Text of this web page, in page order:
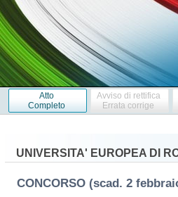
Atto
Completo
Avviso di rettifica
Errata corrige
UNIVERSITA' EUROPEA DI
CONCORSO (scad. 2